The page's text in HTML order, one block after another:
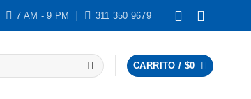
7 AM - 9 PM 311 350 9679
CARRITO / $0